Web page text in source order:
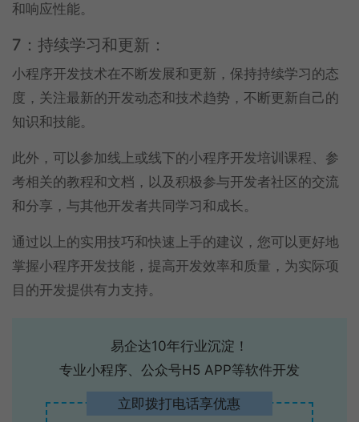
和响应性能。
7：持续学习和更新：
小程序开发技术在不断发展和更新，保持持续学习的态
度，关注最新的开发动态和技术趋势，不断更新自己的
知识和技能。
此外，可以参加线上或线下的小程序开发培训课程、参
考相关的教程和文档，以及积极参与开发者社区的交流
和分享，与其他开发者共同学习和成长。
通过以上的实用技巧和快速上手的建议，您可以更好地
掌握小程序开发技能，提高开发效率和质量，为实际项
目的开发提供有力支持。
易企达10年行业沉淀！
专业小程序、公众号H5 APP等软件开发
立即拨打电话享优惠